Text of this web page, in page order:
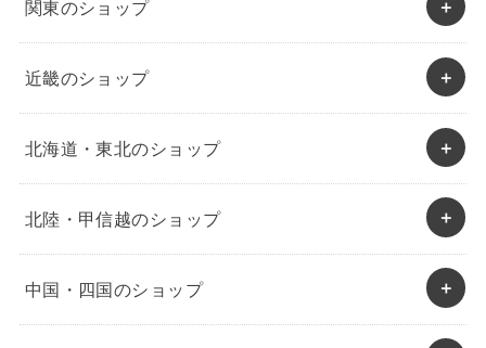
関東のショップ
近畿のショップ
北海道・東北のショップ
北陸・甲信越のショップ
中国・四国のショップ